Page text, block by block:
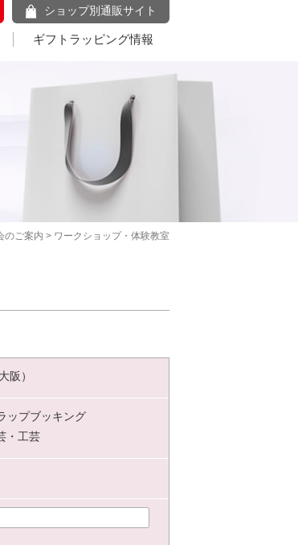
ショップ別通販サイト
ギフトラッピング情報
のご案内 > ワークショップ・体験教室
阪）
ップブッキング
・工芸